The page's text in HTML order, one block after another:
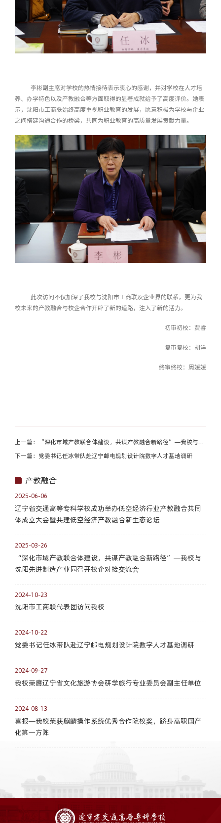
李彬副主席对学校的热情接待表示衷心的感谢，并对学校在人才培
养、办学特色以及产教融合等方面取得的显著成就给予了高度评价。她表
示，沈阳市工商联始终高度重视职业教育的发展，愿意积极为学校与企业
之间搭建沟通合作的桥梁，共同为职业教育的高质量发展贡献力量。
此次访问不仅加深了我校与沈阳市工商联及企业界的联系，更为我
校未来的产教融合与校企合作开辟了新的道路，注入了新的活力。
初审初校：贾睿
复审复校：胡洋
终审终校：周媛媛
上一篇：“深化市域产教联合体建设，共谋产教融合新路径”—我校与沈
阳先进制造产业园召开校企对接交流会
下一篇：党委书记任冰带队赴辽宁邮电规划设计院数字人才基地调研
产教融合
2025-06-06
辽宁省交通高等专科学校成功举办低空经济行业产教融合共同
体成立大会暨共建低空经济产教融合新生态论坛
2025-03-26
“深化市域产教联合体建设，共谋产教融合新路径”—我校与
沈阳先进制造产业园召开校企对接交流会
2024-10-23
沈阳市工商联代表团访问我校
2024-10-22
党委书记任冰带队赴辽宁邮电规划设计院数字人才基地调研
2024-09-27
我校荣膺辽宁省文化旅游协会研学旅行专业委员会副主任单位
2024-08-13
喜报—我校荣获麒麟操作系统优秀合作院校奖，跻身高职国产
化第一方阵